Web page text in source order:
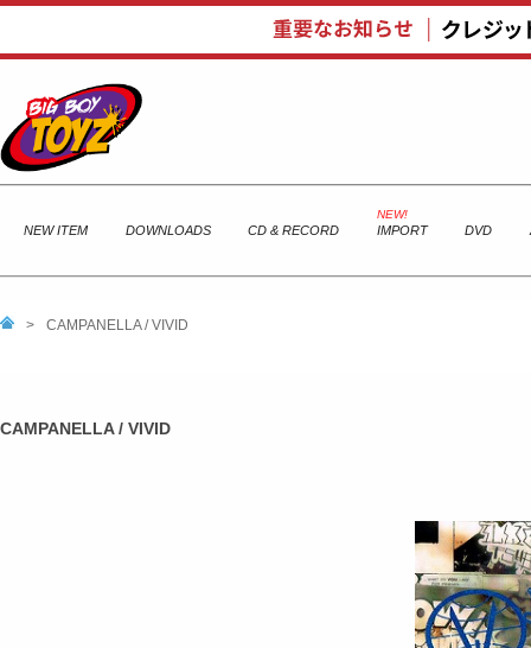
NEW ITEM DOWNLOADS CD & RECORD IMPORT DVD
> CAMPANELLA / VIVID
CAMPANELLA / VIVID